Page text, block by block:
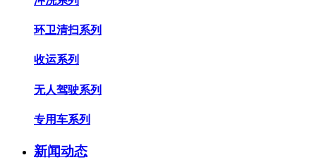
环卫清扫系列
收运系列
无人驾驶系列
专用车系列
新闻动态